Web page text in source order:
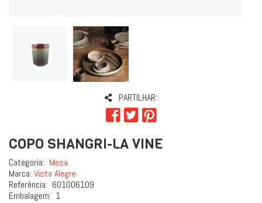
PARTILHAR:
COPO SHANGRI-LA VINE
Categoria: Mesa
Marca: Vista Alegre
Referência: 601006109
Embalagem: 1